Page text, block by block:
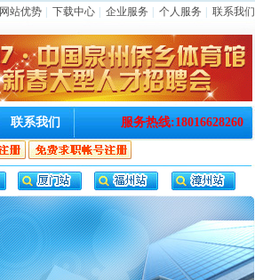
网站优势 下载中心 企业服务 个人服务 联系我们
联系我们 服务热线:18016628260